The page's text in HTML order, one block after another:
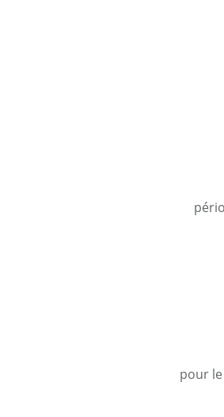
pour